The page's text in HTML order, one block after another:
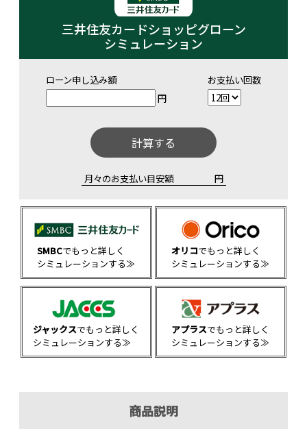
三井住友カードショッピグローン
シミュレーション
ローン申し込み額
円
お支払い回数
計算する
月々のお支払い目安額 円
SMBCでもっと詳しく
シミュレーションする≫
オリコでもっと詳しく
シミュレーションする≫
ジャックスでもっと詳しく
シミュレーションする≫
アプラスでもっと詳しく
シミュレーションする≫
商品説明